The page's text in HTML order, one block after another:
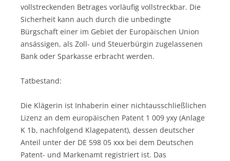
vollstreckenden Betrages vorläufig vollstreckbar. Die
Sicherheit kann auch durch die unbedingte
Bürgschaft einer im Gebiet der Europäischen Union
ansässigen, als Zoll- und Steuerbürgin zugelassenen
Bank oder Sparkasse erbracht werden.
Tatbestand:
Die Klägerin ist Inhaberin einer nichtausschließlichen
Lizenz an dem europäischen Patent 1 009 yxy (Anlage
K 1b, nachfolgend Klagepatent), dessen deutscher
Anteil unter der DE 598 05 xxx bei dem Deutschen
Patent- und Markenamt registriert ist. Das